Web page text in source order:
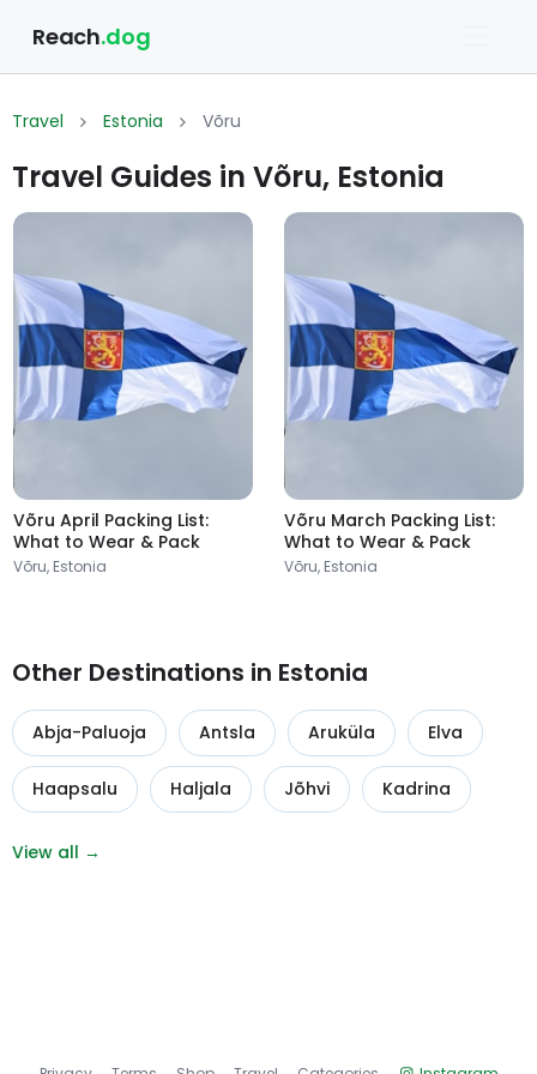
Reach.dog
Travel Estonia Võru
Travel Guides in Võru, Estonia
Võru April Packing List:
What to Wear & Pack
Võru, Estonia
Võru March Packing List:
What to Wear & Pack
Võru, Estonia
Other Destinations in Estonia
Abja-Paluoja Antsla Aruküla Elva
Haapsalu Haljala Jõhvi Kadrina
View all →